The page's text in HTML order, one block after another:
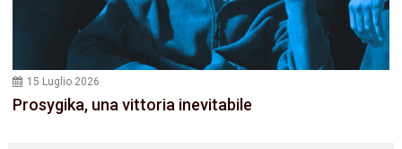
15 Luglio 2026
Prosygika, una vittoria inevitabile